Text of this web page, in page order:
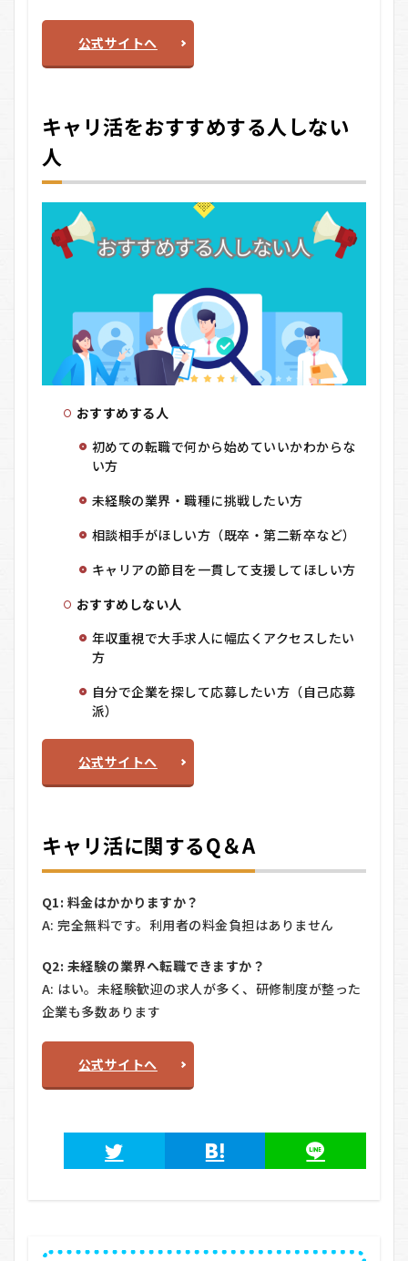
公式サイトへ
キャリ活をおすすめする人しない
人
おすすめする人
初めての転職で何から始めていいかわからな
い方
未経験の業界・職種に挑戦したい方
相談相手がほしい方（既卒・第二新卒など）
キャリアの節目を一貫して支援してほしい方
おすすめしない人
年収重視で大手求人に幅広くアクセスしたい
方
自分で企業を探して応募したい方（自己応募
派）
公式サイトへ
キャリ活に関するQ＆A
Q1: 料金はかかりますか？
A: 完全無料です。利用者の料金負担はありません
Q2: 未経験の業界へ転職できますか？
A: はい。未経験歓迎の求人が多く、研修制度が整った
企業も多数あります
公式サイトへ